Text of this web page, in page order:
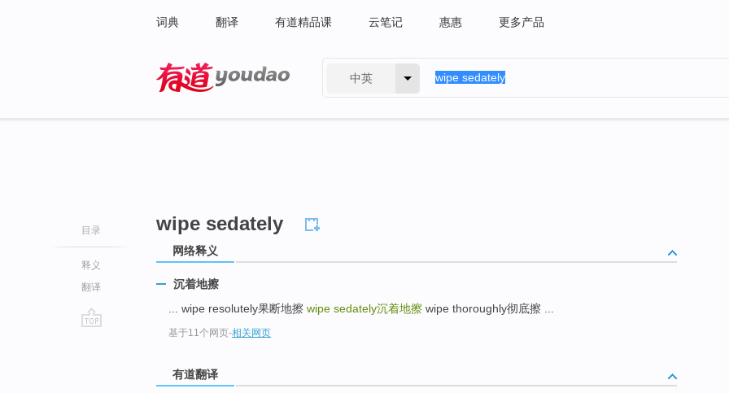
词典 翻译 有道精品课 云笔记 惠惠 更多产品
中英
目录
释义
翻译
wipe sedately
网络释义
沉着地擦
... wipe resolutely果断地擦 wipe sedately沉着地擦 wipe thoroughly彻底擦 ...
基于11个网页-相关网页
有道翻译